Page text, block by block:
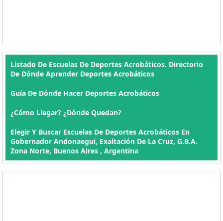
Listado De Escuelas De Deportes Acrobáticos. Directorio
De Dónde Aprender Deportes Acrobáticos
Guía De Dónde Hacer Deportes Acrobáticos
¿Cómo Llegar? ¿Dónde Quedan?
Elegir Y Buscar Escuelas De Deportes Acrobáticos En
Gobernador Andonaegui, Exaltación De La Cruz, G.B.A.
Zona Norte, Buenos Aires , Argentina